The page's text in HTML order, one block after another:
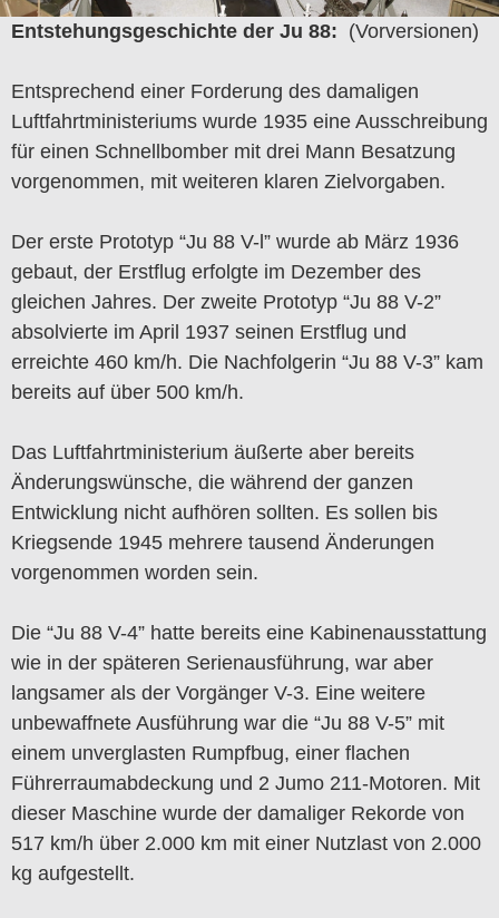
Entstehungsgeschichte der Ju 88: (Vorversionen)
Entsprechend einer Forderung des damaligen
Luftfahrtministeriums wurde 1935 eine Ausschreibung
für einen Schnellbomber mit drei Mann Besatzung
vorgenommen, mit weiteren klaren Zielvorgaben.
Der erste Prototyp “Ju 88 V-l” wurde ab März 1936
gebaut, der Erstflug erfolgte im Dezember des
gleichen Jahres. Der zweite Prototyp “Ju 88 V-2”
absolvierte im April 1937 seinen Erstflug und
erreichte 460 km/h. Die Nachfolgerin “Ju 88 V-3” kam
bereits auf über 500 km/h.
Das Luftfahrtministerium äußerte aber bereits
Änderungswünsche, die während der ganzen
Entwicklung nicht aufhören sollten. Es sollen bis
Kriegsende 1945 mehrere tausend Änderungen
vorgenommen worden sein.
Die “Ju 88 V-4” hatte bereits eine Kabinenausstattung
wie in der späteren Serienausführung, war aber
langsamer als der Vorgänger V-3. Eine weitere
unbewaffnete Ausführung war die “Ju 88 V-5” mit
einem unverglasten Rumpfbug, einer flachen
Führerraumabdeckung und 2 Jumo 211-Motoren. Mit
dieser Maschine wurde der damaliger Rekorde von
517 km/h über 2.000 km mit einer Nutzlast von 2.000
kg aufgestellt.